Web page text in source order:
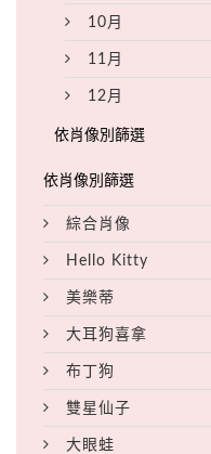
10月
11月
12月
綜合肖像
Hello Kitty
美樂蒂
大耳狗喜拿
布丁狗
雙星仙子
大眼蛙